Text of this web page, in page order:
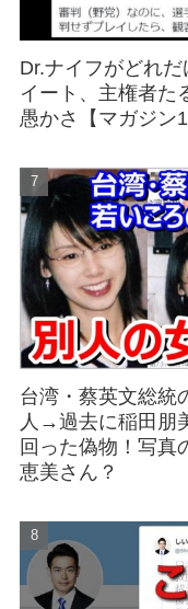
Dr.ナイフがどれ
イート、主権者た
愚かさ【マガジン
台湾・蔡英文総統
人→過去に稲田朋
回った偽物！写真
恵美さん？